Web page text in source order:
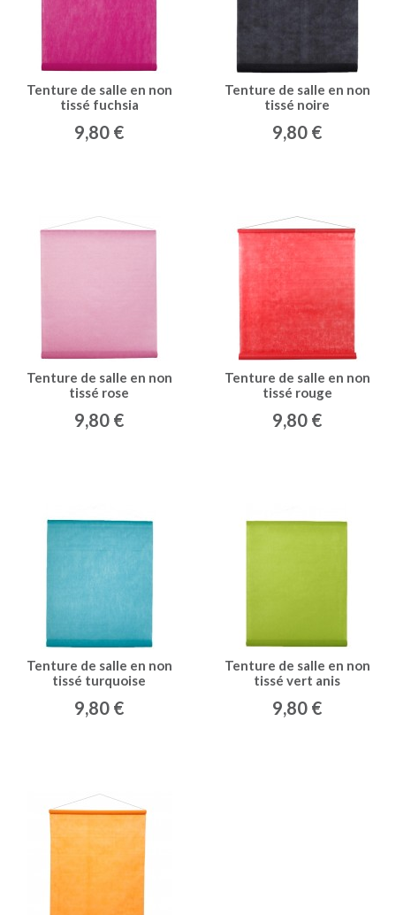
Tenture de salle en non
tissé fuchsia
9,80 €
Tenture de salle en non
tissé noire
9,80 €
Tenture de salle en non
tissé rose
9,80 €
Tenture de salle en non
tissé rouge
9,80 €
Tenture de salle en non
tissé turquoise
9,80 €
Tenture de salle en non
tissé vert anis
9,80 €